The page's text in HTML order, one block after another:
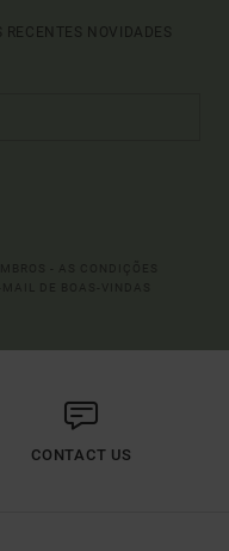
RECENTES NOVIDADES
CONTACT US